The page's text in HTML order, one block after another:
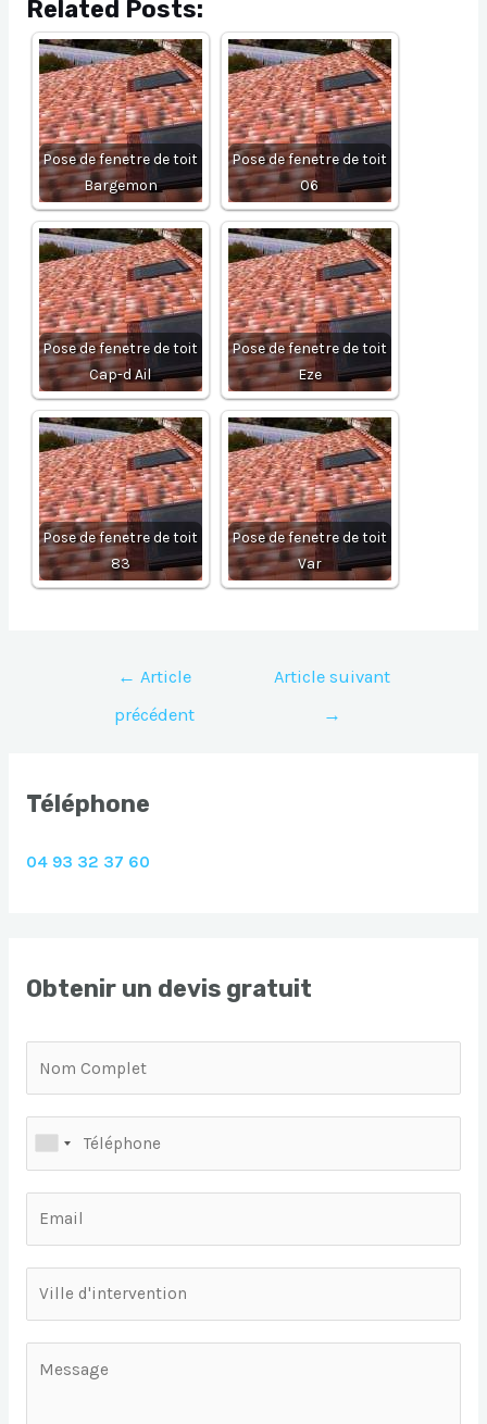
Related Posts:
Pose de fenetre de toit
Bargemon
Pose de fenetre de toit
06
Pose de fenetre de toit
Cap-d Ail
Pose de fenetre de toit
Eze
Pose de fenetre de toit
83
Pose de fenetre de toit
Var
Navigation
l’article
← Article
précédent
Article suivant
→
Téléphone
04 93 32 37 60
Obtenir un devis gratuit